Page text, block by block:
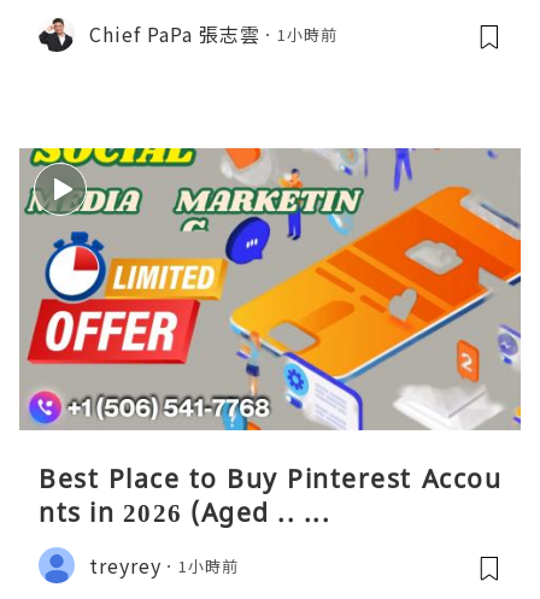
Chief PaPa 張志雲 1小時前
Best Place to Buy Pinterest Accou
nts in 2026 (Aged .. ...
treyrey 1小時前